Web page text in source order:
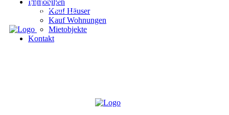
Immobilien
Kauf Häuser
Kauf Wohnungen
Mietobjekte
Kontakt